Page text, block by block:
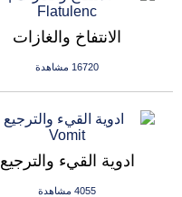
الانتفاخ والغازات
16720 مشاهدة
ادوية القيء والترجيع
4055 مشاهدة